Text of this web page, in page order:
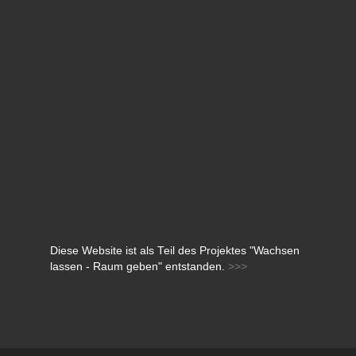
Diese Website ist als Teil des Projektes "Wachsen
lassen - Raum geben" entstanden.
>>>